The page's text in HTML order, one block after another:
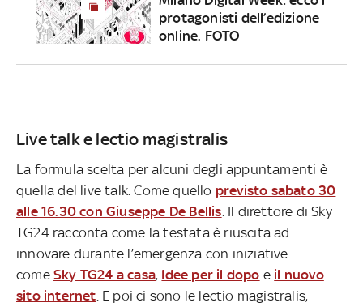
protagonisti dell’edizione
online. FOTO
Live talk e lectio magistralis
La formula scelta per alcuni degli appuntamenti è
quella del live talk. Come quello previsto sabato 30
alle 16.30 con Giuseppe De Bellis . Il direttore di Sky
TG24 racconta come la testata è riuscita ad
innovare durante l’emergenza con iniziative
come Sky TG24 a casa, Idee per il dopo e il nuovo
sito internet . E poi ci sono le lectio magistralis,